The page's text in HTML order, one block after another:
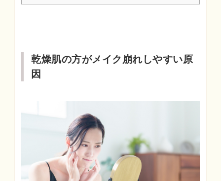
乾燥肌の方がメイク崩れしやすい原
因